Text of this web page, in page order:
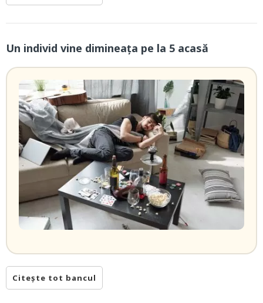
Un individ vine dimineaţa pe la 5 acasă
Citește tot bancul